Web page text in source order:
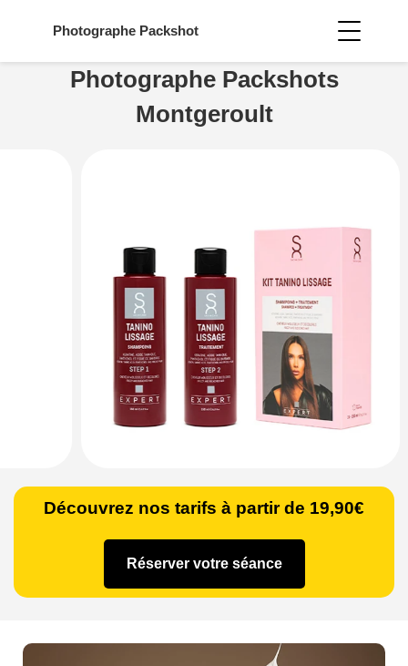
Photographe Packshot
Photographe Packshots
Montgeroult
Découvrez nos tarifs à partir de 19,90€
Réserver votre séance